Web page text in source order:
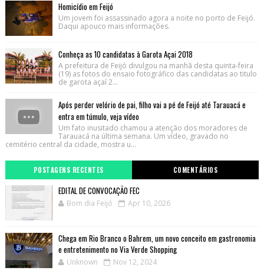
Homicídio em Feijó
Um jovem foi assassinado agora a noite no porto de Feijó.
Daqui apouco mais informações.
Conheça as 10 candidatas à Garota Açai 2018
A prefeitura de Feijó divulgou na manhã desta quinta-feira
(19) as fotos do ensaio fotográfico das candidatas ao titulo
de garota açaí 2...
Após perder velório de pai, filho vai a pé de Feijó até Tarauacá e
entra em túmulo, veja vídeo
Um fato inusitado chamou a atenção dos moradores de
Tarauacá na última semana. Um vídeo, gravado no
cemitério central da cidade, mostra u...
POSTAGENS RECENTES COMENTÁRIOS
EDITAL DE CONVOCAÇÃO FEC
Bom dia Feijó Apr 10, 2026
Chega em Rio Branco o Bahrem, um novo conceito em gastronomia
e entretenimento no Via Verde Shopping
Unknown Nov 12, 2024